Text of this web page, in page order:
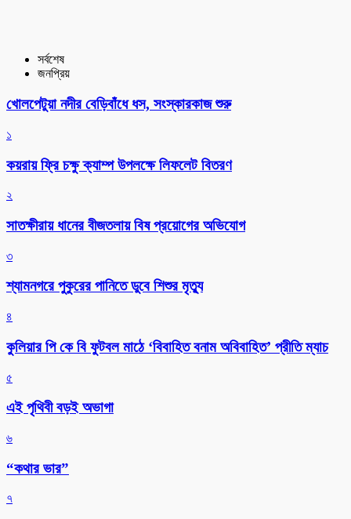
সর্বশেষ
জনপ্রিয়
খোলপেটুয়া নদীর বেড়িবাঁধে ধস, সংস্কারকাজ শুরু
১
কয়রায় ফ্রি চক্ষু ক্যাম্প উপলক্ষে লিফলেট বিতরণ
২
সাতক্ষীরায় ধানের বীজতলায় বিষ প্রয়োগের অভিযোগ
৩
শ্যামনগরে পুকুরের পানিতে ডুবে শিশুর মৃত্যু
৪
কুলিয়ার পি কে বি ফুটবল মাঠে ‘বিবাহিত বনাম অবিবাহিত’ প্রীতি ম্যাচ
৫
এই পৃথিবী বড়ই অভাগা
৬
“কথার ভার”
৭